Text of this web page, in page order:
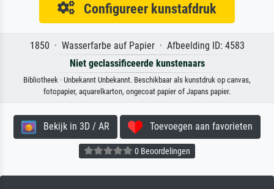
Configureer kunstafdruk
1850 · Wasserfarbe auf Papier · Afbeelding ID: 4583
Niet geclassificeerde kunstenaars
Bibliotheek · Unbekannt Unbekannt. Beschikbaar als kunstdruk op canvas,
fotopapier, aquarelkarton, ongecoat papier of Japans papier.
Bekijk in 3D / AR Toevoegen aan favorieten
0 Beoordelingen